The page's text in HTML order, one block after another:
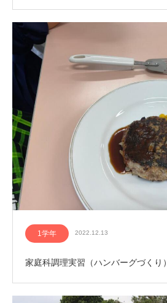
1学年 2022.12.13
家庭科調理実習（ハンバーグづくり）